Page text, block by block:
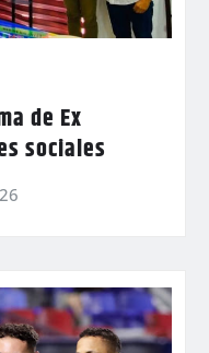
de Ex
sociales